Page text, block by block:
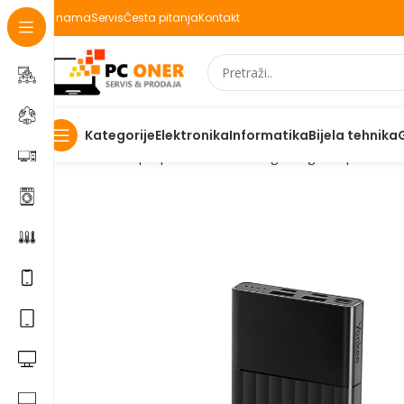
O namaServisČesta pitanjaKontakt
KategorijeElektronikaInformatikaBijela tehnika
Početna